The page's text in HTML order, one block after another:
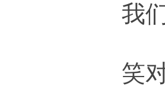
我
笑